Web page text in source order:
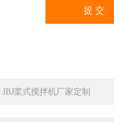
JBJ桨式搅拌机厂家定制